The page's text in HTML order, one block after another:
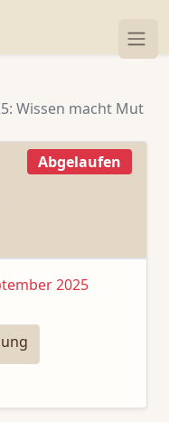
Wissen macht Mut
Abgelaufen
2025